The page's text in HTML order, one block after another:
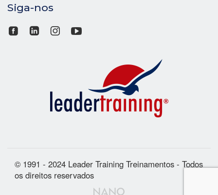
Siga-nos
© 1991 - 2024 Leader Training Treinamentos - Todos
os direitos reservados